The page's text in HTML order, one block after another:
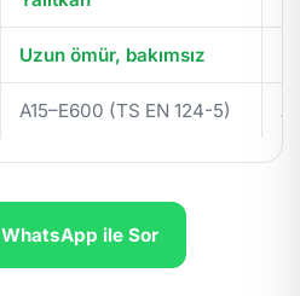
Uzun ömür, bakımsız
A15–E600 (TS EN 124-5)
WhatsApp ile Sor